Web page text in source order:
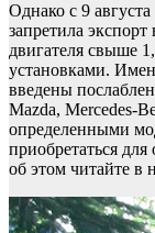
Однако с 9
запретила
двигателя свыше
установками.
введены
Mazda, Mercedes-
определенными
приобретаться
об этом читайте в